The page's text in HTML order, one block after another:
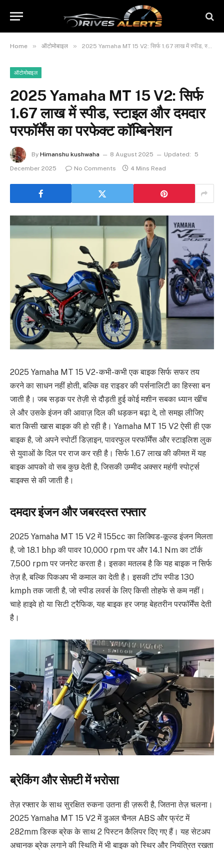
Home » ऑटोमोबाइल » 2025 Yamaha MT 15 V2: सिर्फ 1.67 लाख में स्पीड, स्टाइल और दमदार परफॉर्मेंस का परफेक्ट कॉम्बिनेशन
ऑटोमोबाइल
2025 Yamaha MT 15 V2: सिर्फ
1.67 लाख में स्पीड, स्टाइल और दमदार
परफॉर्मेंस का परफेक्ट कॉम्बिनेशन
By Himanshu kushwaha 8 August 2025 Updated:
5
December 2025
No Comments 4 Mins Read
2025 Yamaha MT 15 V2- कभी-कभी एक बाइक सिर्फ सफर तय
करने का साधन नहीं होती, बल्कि वह राइडर की पर्सनालिटी का हिस्सा बन
जाती है। जब सड़क पर तेज़ी से दौड़ती हुई कोई मशीन सबका ध्यान खींच
ले और उसके इंजन की आवाज़ दिल की धड़कन बढ़ा दे, तो समझ लीजिए
बात किसी खास बाइक की हो रही है। Yamaha MT 15 V2 ऐसी ही एक
बाइक है, जो अपने स्पोर्टी डिज़ाइन, पावरफुल परफॉर्मेंस और स्टाइलिश लुक
से युवाओं के दिल पर राज कर रही है। सिर्फ 1.67 लाख की कीमत में यह
बाइक आपको वो सब कुछ देती है, जिसकी उम्मीद अक्सर महंगी स्पोर्ट्स
बाइक्स से की जाती है।
दमदार इंजन और जबरदस्त रफ्तार
2025 Yamaha MT 15 V2 में 155cc का लिक्विड-कूल्ड इंजन मिलता
है, जो 18.1 bhp की पावर 10,000 rpm पर और 14.1 Nm का टॉर्क
7,500 rpm पर जनरेट करता है। इसका मतलब है कि यह बाइक न सिर्फ
तेज़ है, बल्कि पिकअप भी कमाल का देती है। इसकी टॉप स्पीड 130
kmph तक जाती है, जो स्पीड लवर्स के लिए किसी तोहफे से कम नहीं।
चाहे हाइवे हो या सिटी ट्रैफिक, यह बाइक हर जगह बेहतरीन परफॉर्मेंस देती
है।
ब्रेकिंग और सेफ़्टी में भरोसा
तेज़ रफ्तार के साथ सुरक्षित रुकना उतना ही ज़रूरी है, जितना तेज़ चलना।
2025 Yamaha MT 15 V2 में डुअल चैनल ABS और फ्रंट में
282mm डिस्क ब्रेक के साथ 2 पिस्टन कैलिपर दिए गए हैं। यह सेटअप
अचानक ब्रेक लगाने की स्थिति में भी बाइक को स्थिर और नियंत्रित रखता